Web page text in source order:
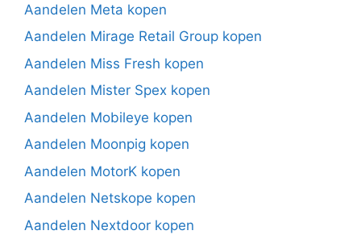
Aandelen Meta kopen
Aandelen Mirage Retail Group kopen
Aandelen Miss Fresh kopen
Aandelen Mister Spex kopen
Aandelen Mobileye kopen
Aandelen Moonpig kopen
Aandelen MotorK kopen
Aandelen Netskope kopen
Aandelen Nextdoor kopen